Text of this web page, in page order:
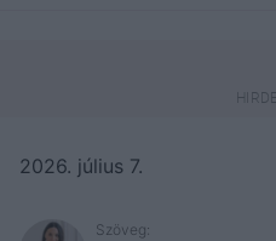
2026. július 7.
Szöveg: